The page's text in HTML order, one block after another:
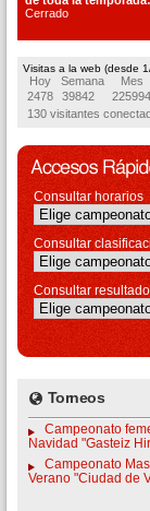
Cerrado
Visitas a la web (desde
Hoy Semana Mes
2478
39842 225994
130 visitantes
Consultar horarios
Consultar
Consultar
Torneos
Campeonato
Navidad "Gasteiz
Campeonato
Verano "Ciudad de